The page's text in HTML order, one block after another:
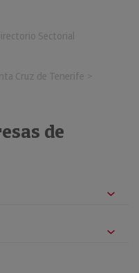
Sectorial
Cruz de Tenerife
de